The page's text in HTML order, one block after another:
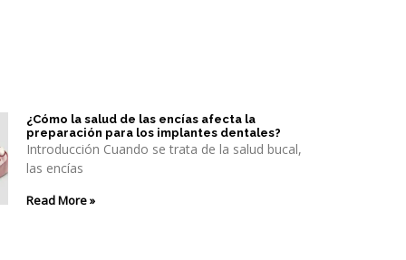
¿Cómo la salud de las encías afecta la
preparación para los implantes dentales?
Introducción Cuando se trata de la salud bucal,
las encías
Read More »